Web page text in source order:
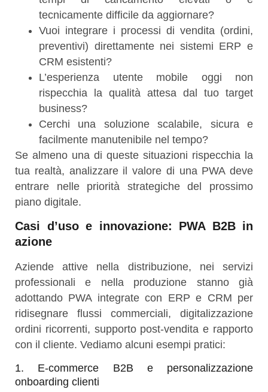
tecnicamente difficile da aggiornare?
Vuoi integrare i processi di vendita (ordini,
preventivi) direttamente nei sistemi ERP e
CRM esistenti?
L’esperienza utente mobile oggi non
rispecchia la qualità attesa dal tuo target
business?
Cerchi una soluzione scalabile, sicura e
facilmente manutenibile nel tempo?
Se almeno una di queste situazioni rispecchia la
tua realtà, analizzare il valore di una PWA deve
entrare nelle priorità strategiche del prossimo
piano digitale.
Casi d’uso e innovazione: PWA B2B in
azione
Aziende attive nella distribuzione, nei servizi
professionali e nella produzione stanno già
adottando PWA integrate con ERP e CRM per
ridisegnare flussi commerciali, digitalizzazione
ordini ricorrenti, supporto post-vendita e rapporto
con il cliente. Vediamo alcuni esempi pratici:
1. E-commerce B2B e personalizzazione
onboarding clienti